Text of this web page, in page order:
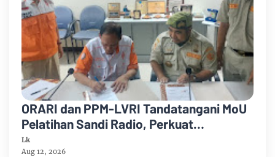
ORARI dan PPM-LVRI Tandatangani MoU
Pelatihan Sandi Radio, Perkuat
Komunikasi dan Bela Negara
Lk
Aug 12, 2026